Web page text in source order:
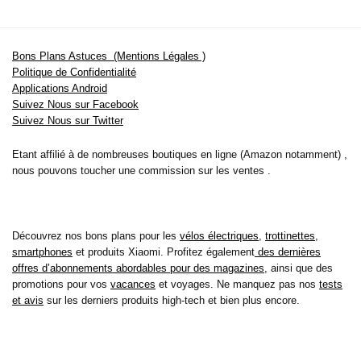
Bons Plans Astuces (Mentions Légales )
Politique de Confidentialité
Applications Android
Suivez Nous sur Facebook
Suivez Nous sur Twitter
Etant affilié à de nombreuses boutiques en ligne (Amazon notamment) ,
nous pouvons toucher une commission sur les ventes .
Découvrez nos bons plans pour les vélos électriques, trottinettes,
smartphones et produits Xiaomi. Profitez également des dernières
offres d’abonnements abordables pour des magazines, ainsi que des
promotions pour vos vacances et voyages. Ne manquez pas nos tests
et avis sur les derniers produits high-tech et bien plus encore.